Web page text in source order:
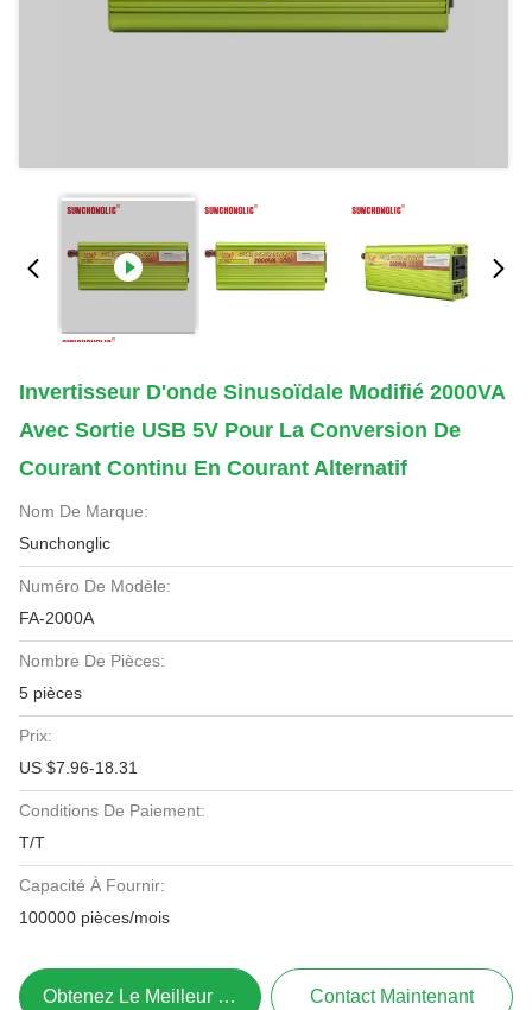
Invertisseur D'onde Sinusoïdale Modifié 2000VA
Avec Sortie USB 5V Pour La Conversion De
Courant Continu En Courant Alternatif
Nom De Marque:
Sunchonglic
Numéro De Modèle:
FA-2000A
Nombre De Pièces:
5 pièces
Prix:
US $7.96-18.31
Conditions De Paiement:
T/T
Capacité À Fournir:
100000 pièces/mois
Obtenez Le Meilleur Prix Contact Maintenant